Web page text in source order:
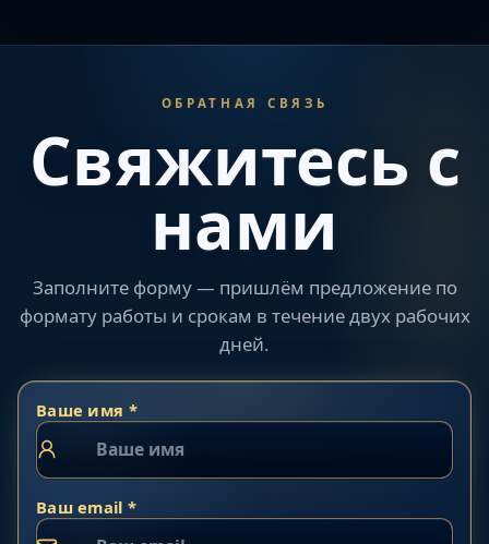
ОБРАТНАЯ СВЯЗЬ
Свяжитесь с
нами
Заполните форму — пришлём предложение по
формату работы и срокам в течение двух рабочих
дней.
Ваше имя *
Ваш email *